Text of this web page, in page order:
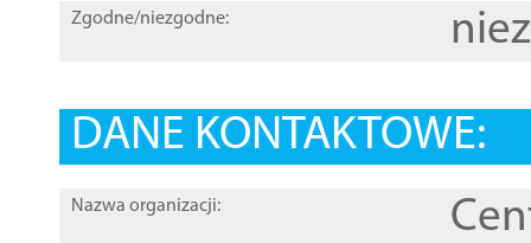
Zgodne/niezgodne:
DANE KONTAKTOWE:
Nazwa organizacji: